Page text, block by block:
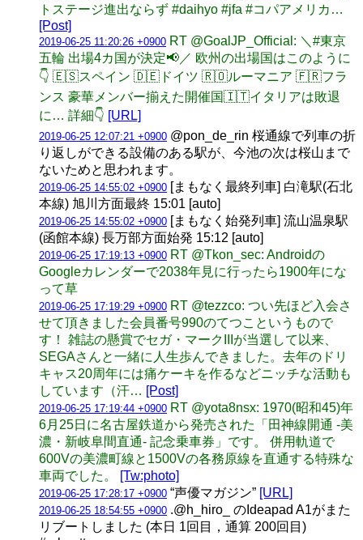
トステージ進出ならず #daihyo #jfa #コパアメリカ…
[Post]
2019-06-25 11:20:26 +0900 RT @GoalJP_Official: ＼󠁿#東京
五輪 出場4カ国が決定📢／ 欧州の出場国はこのように
👇 🇪🇸スペイン 🇩🇪ドイツ 🇷🇴ルーマニア 🇫🇷フラ
ンス 豪華メンバー揃えた開催国🇮🇹イタリアは敗退
に… 詳細👇 [URL]
2019-06-25 12:07:21 +0900 @pon_de_rin 桜通線で列車の折
り返しができる設備のある駅が、今池の次は桜山まで
ないためと思われます。
2019-06-25 14:55:02 +0900 [まもなく最終列車] 白滝駅(石北
本線) 旭川方面最終 15:01 [auto]
2019-06-25 14:55:02 +0900 [まもなく始発列車] 流山温泉駅
(函館本線) 長万部方面始発 15:12 [auto]
2019-06-25 17:19:13 +0900 RT @Tkon_sec: Androidの
Googleカレンダーで2038年見に行ったら1900年にな
って草
2019-06-25 17:19:29 +0900 RT @tezzco: つい先ほど入会さ
せて頂きました会員番号990のてつこというもので
す！ 雑誌の懸賞でセガ・マークIIIが当選して以来、
SEGAさんと一緒に人生歩んできました。去年のドリ
キャス20周年には痛ケーキを作るなどニッチな活動も
しています（汗… [Post]
2019-06-25 17:19:44 +0900 RT @yota8nsx: 1970(昭和45)年
6月25日に名古屋鉄道から発売された「田神線開通 -美
濃・新岐阜間直通- 記念乗車券」です。 併用軌道で
600Vの美濃町線と1500Vの各務原線を直通する特殊な
車両でした。
[Tw:photo]
2019-06-25 17:28:17 +0900 “声優マガジン” [URL]
2019-06-25 18:54:55 +0900 .@h_hiro_ のIdeapad A1がまた
リブートしました (本日 1回目，通算 200回目)